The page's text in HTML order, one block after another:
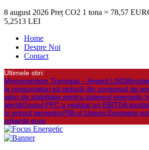
8 august 2026 Preț CO2 1 tona = 78,57
5,2513 LEI
Home
Despre Noi
Contact
Ultimele stiri:
Memorandum Transgaz – Argent LNG
la consumatori să reducă din consumul de
pilon de stabilitate pentru sistemul energetic
alertăGrupul PPC a realizat un EBITDA
în primul semestruPIB-ul Uniunii Europene
miliarde euro